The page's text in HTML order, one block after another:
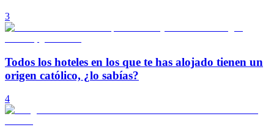
3
Todos los hoteles en los que te has alojado tienen un
origen católico, ¿lo sabías?
4